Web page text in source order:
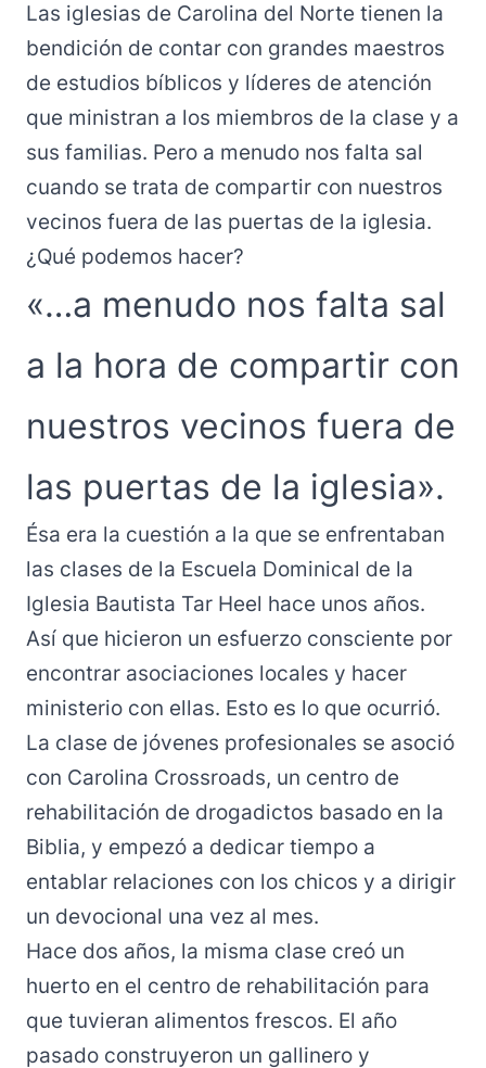
Las iglesias de Carolina del Norte tienen la
bendición de contar con grandes maestros
de estudios bíblicos y líderes de atención
que ministran a los miembros de la clase y a
sus familias. Pero a menudo nos falta sal
cuando se trata de compartir con nuestros
vecinos fuera de las puertas de la iglesia.
¿Qué podemos hacer?
«…a menudo nos falta sal
a la hora de compartir con
nuestros vecinos fuera de
las puertas de la iglesia».
Ésa era la cuestión a la que se enfrentaban
las clases de la Escuela Dominical de la
Iglesia Bautista Tar Heel hace unos años.
Así que hicieron un esfuerzo consciente por
encontrar asociaciones locales y hacer
ministerio con ellas. Esto es lo que ocurrió.
La clase de jóvenes profesionales se asoció
con Carolina Crossroads, un centro de
rehabilitación de drogadictos basado en la
Biblia, y empezó a dedicar tiempo a
entablar relaciones con los chicos y a dirigir
un devocional una vez al mes.
Hace dos años, la misma clase creó un
huerto en el centro de rehabilitación para
que tuvieran alimentos frescos. El año
pasado construyeron un gallinero y